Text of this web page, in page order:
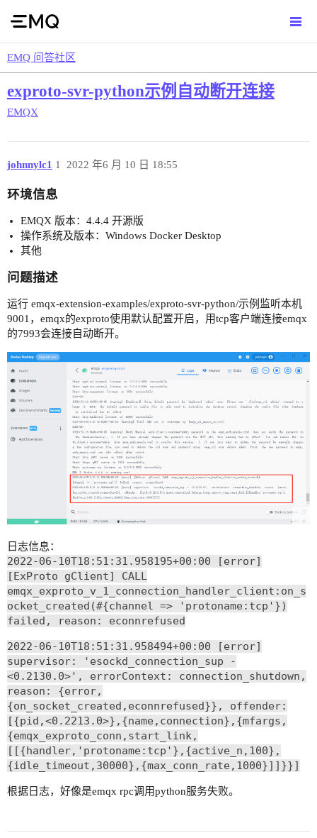
EMQ 问答社区
exproto-svr-python示例自动断开连接
EMQX
johnnylc1 2022 年6 月 10 日 18:55
1
环境信息
EMQX 版本：4.4.4 开源版
操作系统及版本：Windows Docker Desktop
其他
问题描述
运行 emqx-extension-examples/exproto-svr-python/示例监听本机
9001，emqx的exproto使用默认配置开启，用tcp客户端连接emqx
的7993会连接自动断开。
日志信息：
2022-06-10T18:51:31.958195+00:00 [error]
[ExProto gClient] CALL
emqx_exproto_v_1_connection_handler_client:on_s
ocket_created(#{channel => 'protoname:tcp'})
failed, reason: econnrefused
2022-06-10T18:51:31.958494+00:00 [error]
supervisor: 'esockd_connection_sup -
<0.2130.0>', errorContext: connection_shutdown,
reason: {error,
{on_socket_created,econnrefused}}, offender:
[{pid,<0.2213.0>},{name,connection},{mfargs,
{emqx_exproto_conn,start_link,
[[{handler,'protoname:tcp'},{active_n,100},
{idle_timeout,30000},{max_conn_rate,1000}]]}}]
根据日志，好像是emqx rpc调用python服务失败。